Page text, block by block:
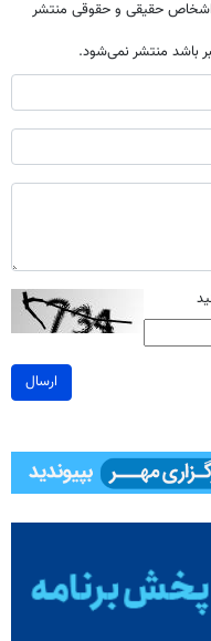
اشخاص حقیقی و حقوقی منتشر
باشد منتشر نمی‌شود.
ارسال